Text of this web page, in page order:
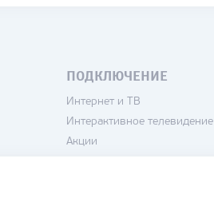
ПОДКЛЮЧЕНИЕ
Интернет и ТВ
Интерактивное телевидение
Акции